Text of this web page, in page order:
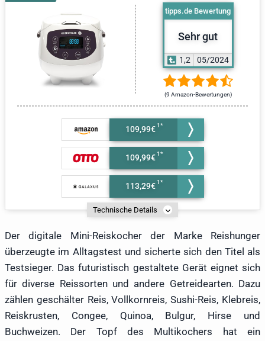
109,99€
109,99€
113,29€
tipps.de Bewertung
Sehr gut
1,2 05/2024
(9 Amazon-Bewertungen)
Technische Details
Der digitale Mini-Reiskocher der Marke Reishunger
überzeugte im Alltagstest und sicherte sich den Titel als
Testsieger. Das futuristisch gestaltete Gerät eignet sich
für diverse Reissorten und andere Getreidearten. Dazu
zählen geschälter Reis, Vollkornreis, Sushi-Reis, Klebreis,
Reiskrusten, Congee, Quinoa, Bulgur, Hirse und
Buchweizen. Der Topf des Multikochers hat ein